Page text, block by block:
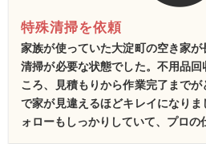
特殊清掃を依頼
家族が使っていた大淀町の空き家
清掃が必要な状態でした。不用品
ころ、見積もりから作業完了まで
で家が見違えるほどキレイになり
ォローもしっかりしていて、プロの